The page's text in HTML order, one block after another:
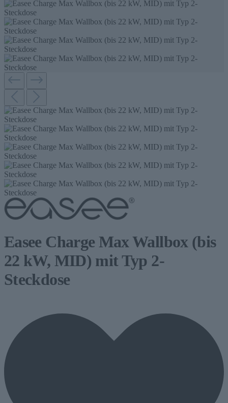
Easee Charge Max Wallbox (bis
22 kW, MID) mit Typ 2-
Steckdose